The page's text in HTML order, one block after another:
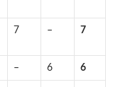
7 – 7
– 6 6